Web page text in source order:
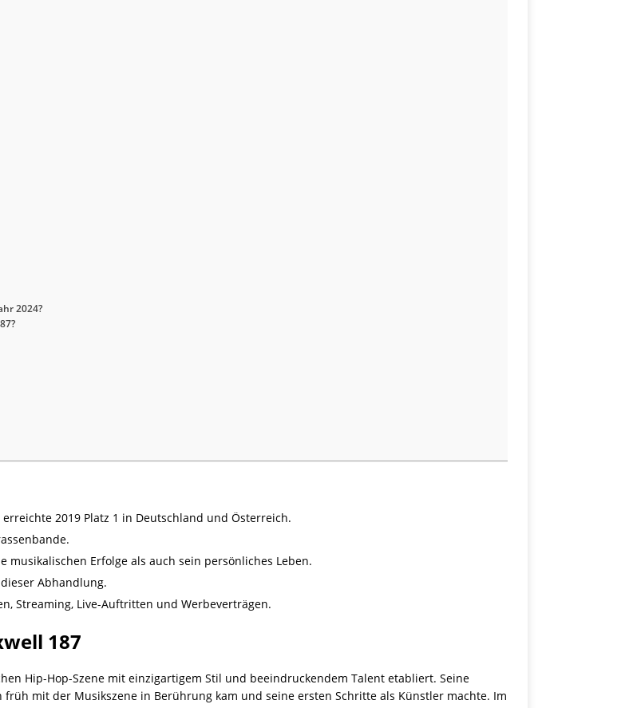
2024?
2019 Platz 1 in Deutschland und Österreich.
musikalischen Erfolge als auch sein persönliches Leben.
Abhandlung.
Streaming, Live-Auftritten und Werbeverträgen.
187
Hip-Hop-Szene mit einzigartigem Stil und beeindruckendem Talent etabliert. Seine
mit der Musikszene in Berührung kam und seine ersten Schritte als Künstler machte. Im